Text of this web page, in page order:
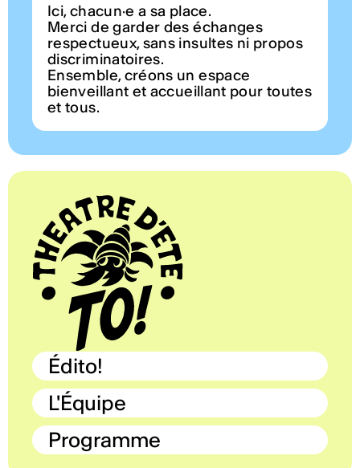
Ici, chacun·e a sa place.
Merci de garder des échanges
respectueux, sans insultes ni propos
discriminatoires.
Ensemble, créons un espace
bienveillant et accueillant pour toutes
et tous.
Édito!
L'Équipe
Programme